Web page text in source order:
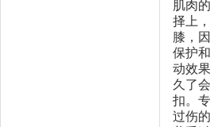
肌肉
择上
膝，
保护
动效
久了
扣。
过伤